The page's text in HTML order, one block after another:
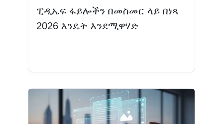
ፒዲኤፍ ፋይሎችን በመስመር ላይ በነጻ
2026 እንዴት እንደሚዋሃድ